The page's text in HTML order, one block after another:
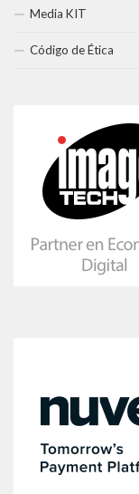
Media KIT
Código de Ética